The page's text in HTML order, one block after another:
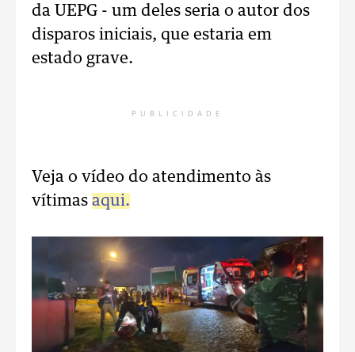
da UEPG - um deles seria o autor dos
disparos iniciais, que estaria em
estado grave.
PUBLICIDADE
Veja o vídeo do atendimento às
vítimas aqui.